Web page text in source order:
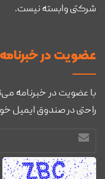
شرکتی وابسته نیست.
عضويت در خبرنامه
با عضویت در خبرنامه
راحتی در صندوق ایمیل
آدرس